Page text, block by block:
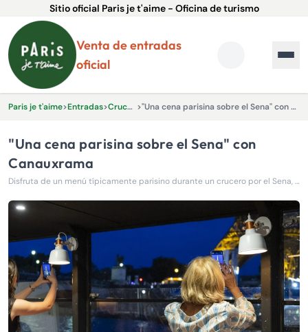
Sitio oficial Paris je t'aime - Oficina de turismo
Venta de entradas
oficial
Paris je t'aime>Entradas> Cruceros > "Una cena parisina sobre el Sena" con Canauxrama
"Una cena parisina sobre el Sena" con
Canauxrama
Disfruta de un menú típicamente parisino durante un crucero por el Sena, viendo brillar la Torre Eiffel y mucho más